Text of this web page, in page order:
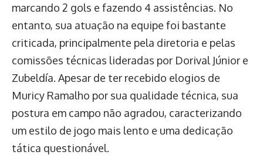
marcando 2 gols e fazendo 4 assistências. No
entanto, sua atuação na equipe foi bastante
criticada, principalmente pela diretoria e pelas
comissões técnicas lideradas por Dorival Júnior e
Zubeldía. Apesar de ter recebido elogios de
Muricy Ramalho por sua qualidade técnica, sua
postura em campo não agradou, caracterizando
um estilo de jogo mais lento e uma dedicação
tática questionável.